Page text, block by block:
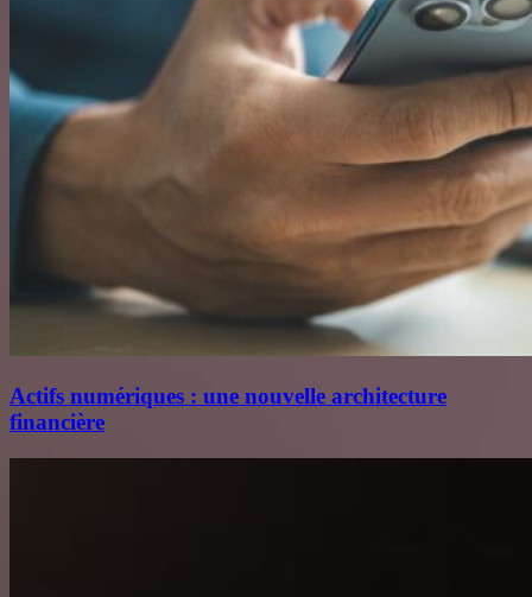
Actifs numériques : une nouvelle architecture
financière